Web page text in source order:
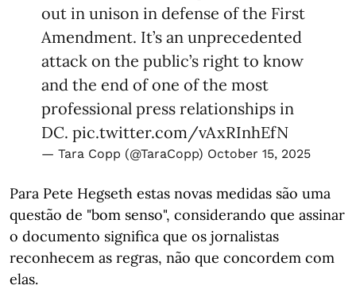
out in unison in defense of the First
Amendment. It’s an unprecedented
attack on the public’s right to know
and the end of one of the most
professional press relationships in
DC. pic.twitter.com/vAxRInhEfN
— Tara Copp (@TaraCopp) October 15, 2025
Para Pete Hegseth estas novas medidas são uma
questão de "bom senso", considerando que assinar
o documento significa que os jornalistas
reconhecem as regras, não que concordem com
elas.